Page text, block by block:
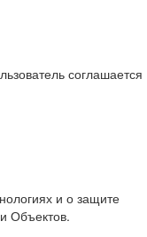
соглашается
и о защите
Объектов.